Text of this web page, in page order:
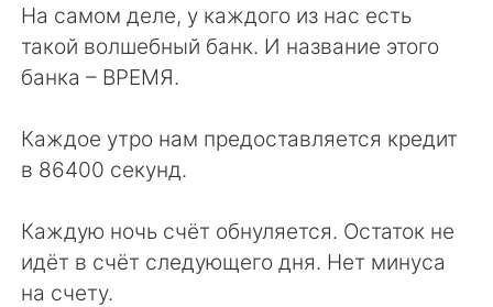
На самом деле, у каждого из нас есть
такой волшебный банк. И название этого
банка – ВРЕМЯ.
Каждое утро нам предоставляется кредит
в 86400 секунд.
Каждую ночь счёт обнуляется. Остаток не
идёт в счёт следующего дня. Нет минуса
на счету.